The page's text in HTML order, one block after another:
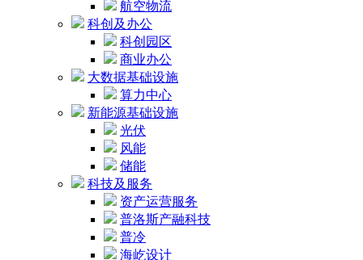
航空物流
科创及办公
科创园区
商业办公
大数据基础设施
算力中心
新能源基础设施
光伏
风能
储能
科技及服务
资产运营服务
普洛斯产融科技
普冷
海屹设计